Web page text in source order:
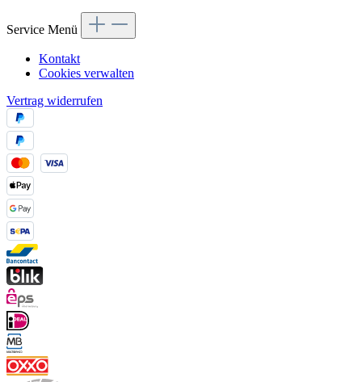
Service Menü
Kontakt
Cookies verwalten
Vertrag widerrufen